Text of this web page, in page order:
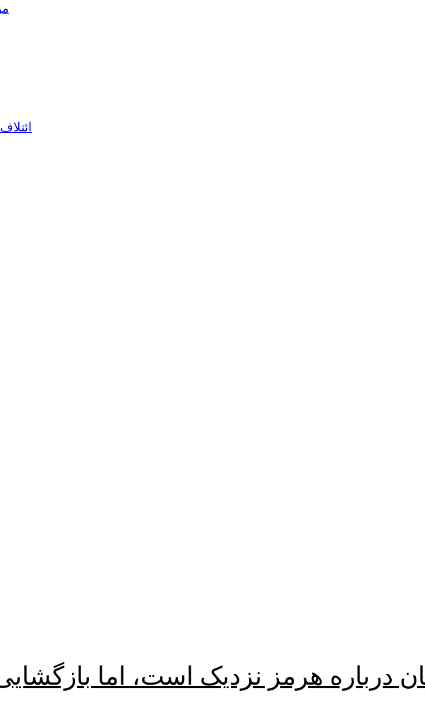
درباره هرمز نزدیک است، اما